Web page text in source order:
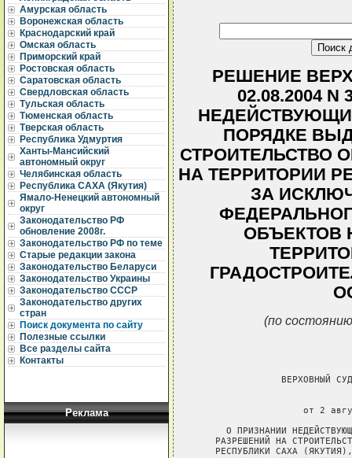
Амурская область
Воронежская область
Краснодарский край
Омская область
Приморский край
Ростовская область
Саратовская область
Свердловская область
Тульская область
Тюменская область
Тверская область
Республика Удмуртия
Ханты-Мансийский
автономный округ
Челябинская область
Республика САХА (Якутия)
Ямало-Ненецкий автономный
округ
Законодательство РФ
обновление 2008г.
Законодательство РФ по теме
Старые редакции закона
Законодательство Беларуси
Законодательство Украины
Законодательство СССР
Законодательство других
стран
Поиск документа по сайту
Полезные ссылки
Все разделы сайта
Контакты
Реклама
РЕШЕНИЕ
02.08.2004
ПОРЯДКЕ
СТРОИТЕЛЬСТВО
НА ТЕРРИТОРИИ
ЗА
ОБЪЕКТОВ
(по